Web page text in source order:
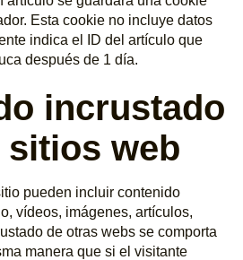
Esta cookie no incluye datos
indica el ID del artículo que
después de 1 día.
incrustado
web
pueden incluir contenido
vídeos, imágenes, artículos,
de otras webs se comporta
manera que si el visitante